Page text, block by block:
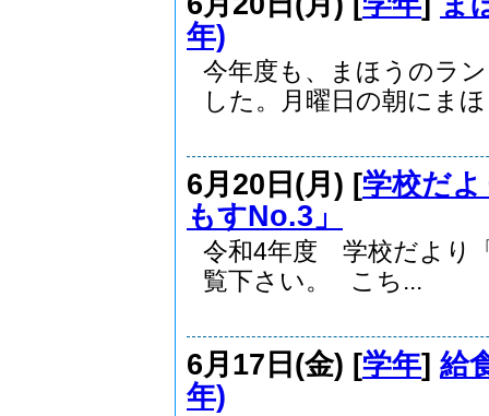
年)
今年度も、まほうのラ
した。月曜日の朝にま
6月20日(月) [学校だ
もすNo.3」
令和4年度 学校だより
覧下さい。 こち...
6月17日(金) [学年] 給
年)